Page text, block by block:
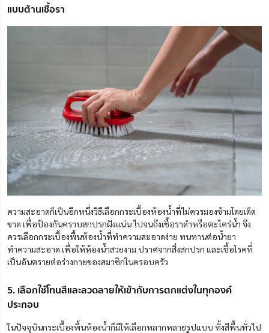
แบบต้านเชื้อรา
ความสะอาดก็เป็นอีกหนึ่งวิธีเลือกกระเบื้องห้องน้ำที่ไม่ควรมองข้ามโดยเด็ด
ขาด เพื่อป้องกันคราบสกปรกฝังแน่น ไปจนถึงเชื้อราดำหรือตะไคร่น้ำ จึง
ควรเลือกกระเบื้องพื้นห้องน้ำที่ทำความสะอาดง่าย ทนทานต่อน้ำยา
ทำความสะอาด เพื่อให้ห้องน้ำสวยงาม ปราศจากสิ่งสกปรก และเชื้อโรคที่
เป็นอันตรายต่อร่างกายของสมาชิกในครอบครัว
5. เลือกใช้โทนสีและลวดลายให้เข้ากับการตกแต่งในทุกองค์
ประกอบ
ในปัจจุบันกระเบื้องพื้นห้องน้ำก็มีให้เลือกหลากหลายรูปแบบ ทั้งสีพื้นทั่วไป